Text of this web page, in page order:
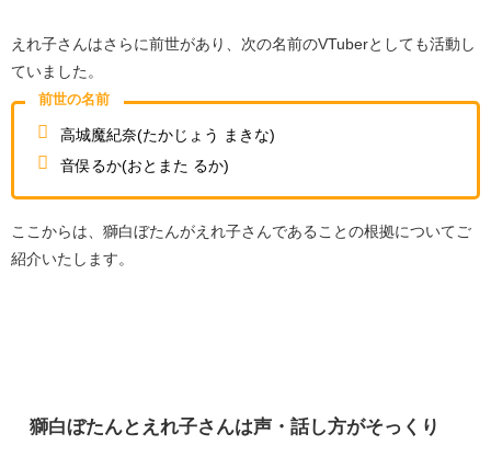
えれ子さんはさらに前世があり、次の名前のVTuberとしても活動し
ていました。
前世の名前
高城魔紀奈(たかじょう まきな)
音俣るか(おとまた るか)
ここからは、獅白ぼたんがえれ子さんであることの根拠についてご
紹介いたします。
獅白ぼたんとえれ子さんは声・話し方がそっくり